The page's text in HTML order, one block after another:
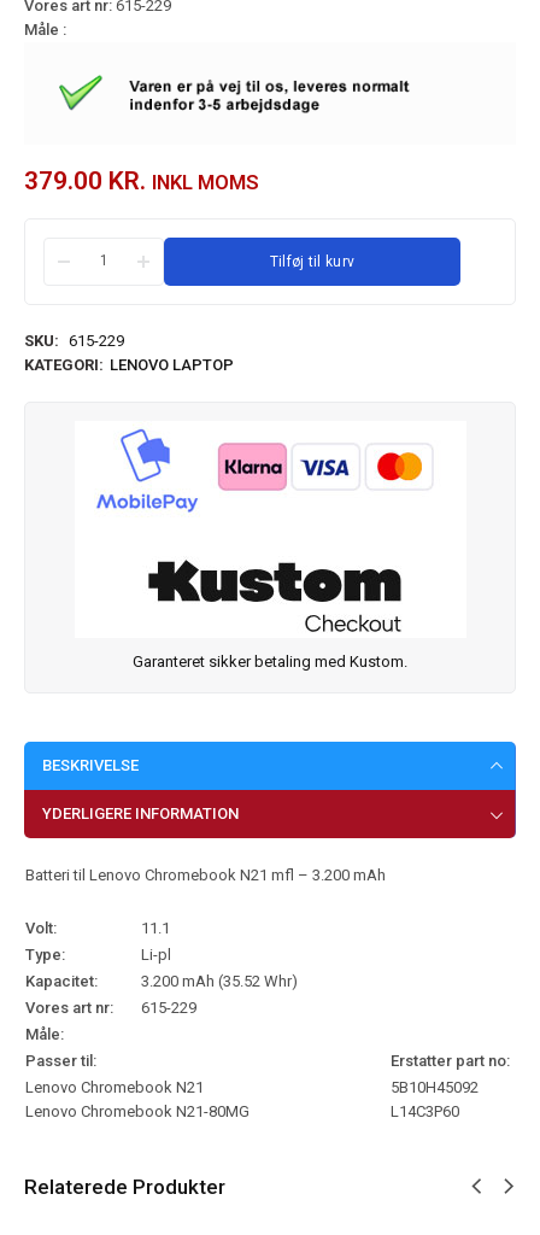
Vores art nr: 615-229
Måle :
379.00 KR. INKL MOMS
Tilføj til kurv
SKU: 615-229
KATEGORI: LENOVO LAPTOP
Garanteret sikker betaling med Kustom.
BESKRIVELSE
YDERLIGERE INFORMATION
Batteri til Lenovo Chromebook N21 mfl – 3.200 mAh
Volt:
11.1
Type:
Li-pl
Kapacitet:
3.200 mAh (35.52 Whr)
Vores art nr:
615-229
Måle:
Passer til:
Erstatter part no:
Lenovo Chromebook N21
Lenovo Chromebook N21-80MG
5B10H45092
L14C3P60
Relaterede Produkter